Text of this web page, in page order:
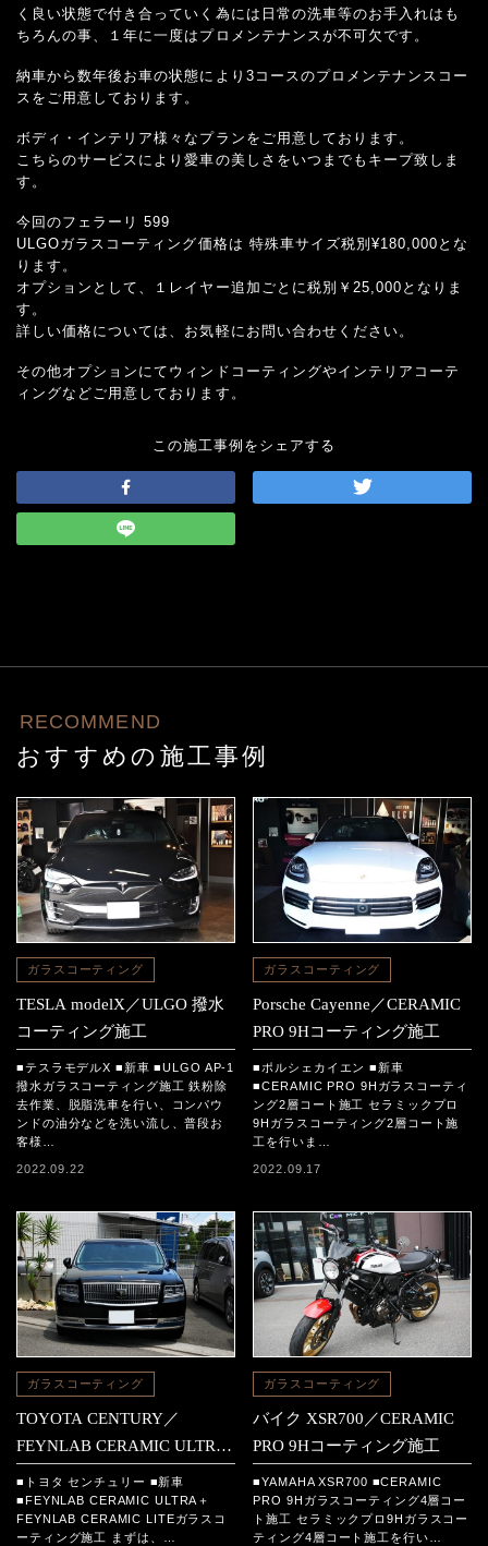
く良い状態で付き合っていく為には日常の洗車等のお手入れはも
ちろんの事、１年に一度はプロメンテナンスが不可欠です。
納車から数年後お車の状態により3コースのプロメンテナンスコー
スをご用意しております。
ボディ・インテリア様々なプランをご用意しております。
こちらのサービスにより愛車の美しさをいつまでもキープ致しま
す。
今回のフェラーリ 599
ULGOガラスコーティング価格は 特殊車サイズ税別¥180,000とな
ります。
オプションとして、１レイヤー追加ごとに税別￥25,000となりま
す。
詳しい価格については、お気軽にお問い合わせください。
その他オプションにてウィンドコーティングやインテリアコーテ
ィングなどご用意しております。
この施工事例をシェアする
RECOMMEND
おすすめの施工事例
ガラスコーティング
TESLA modelX／ULGO 撥水
コーティング施工
■テスラモデルX ■新車 ■ULGO AP-1
撥水ガラスコーティング施工 鉄粉除
去作業、脱脂洗車を行い、コンパウ
ンドの油分などを洗い流し、普段お
客様…
2022.09.22
ガラスコーティング
Porsche Cayenne／CERAMIC
PRO 9Hコーティング施工
■ポルシェカイエン ■新車
■CERAMIC PRO 9Hガラスコーティ
ング2層コート施工 セラミックプロ
9Hガラスコーティング2層コート施
工を行いま…
2022.09.17
ガラスコーティング
TOYOTA CENTURY／
FEYNLAB CERAMIC ULTRA
＋FEYNLAB CERAMIC LITE
コーティング施工
■トヨタ センチュリー ■新車
■FEYNLAB CERAMIC ULTRA＋
FEYNLAB CERAMIC LITEガラスコ
ーティング施工 まずは、…
ガラスコーティング
バイク XSR700／CERAMIC
PRO 9Hコーティング施工
■YAMAHA XSR700 ■CERAMIC
PRO 9Hガラスコーティング4層コー
ト施工 セラミックプロ9Hガラスコー
ティング4層コート施工を行い…